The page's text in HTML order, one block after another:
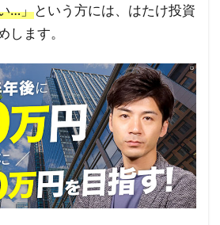
…」という方には、はたけ投資
します。